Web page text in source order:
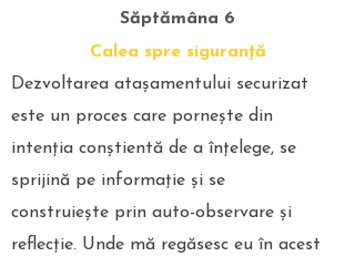
Săptămâna 6
Calea spre siguranță
Dezvoltarea atașamentului securizat
este un proces care pornește din
intenția conștientă de a înțelege, se
sprijină pe informație și se
construiește prin auto-observare și
reflecție. Unde mă regăsesc eu în acest